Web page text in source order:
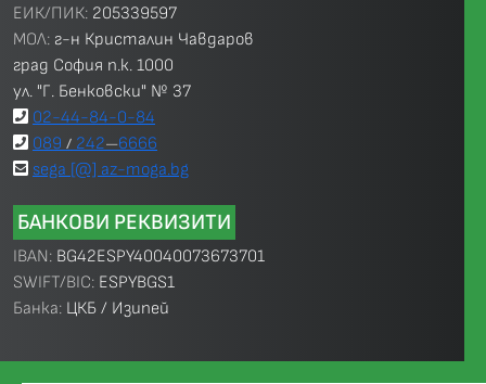
ЕИК/ПИК: 205339597
МОЛ: г-н Кристалин Чавдаров
град София п.к. 1000
ул. "Г. Бенковски" № 37
02-44-84-0-84
089 / 242—6666
sega [@] az-moga.bg
БАНКОВИ РЕКВИЗИТИ
IBAN: BG42ESPY40040073673701
SWIFT/BIC: ESPYBGS1
Банка: ЦКБ / Изипей